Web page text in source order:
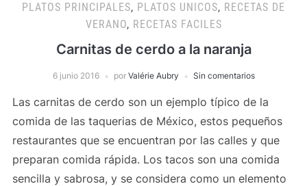
PLATOS PRINCIPALES, PLATOS UNICOS, RECETAS DE
VERANO, RECETAS FACILES
Carnitas de cerdo a la naranja
6 junio 2016 por Valérie Aubry Sin comentarios
Las carnitas de cerdo son un ejemplo típico de la
comida de las taquerias de México, estos pequeños
restaurantes que se encuentran por las calles y que
preparan comida rápida. Los tacos son una comida
sencilla y sabrosa, y se considera como un elemento